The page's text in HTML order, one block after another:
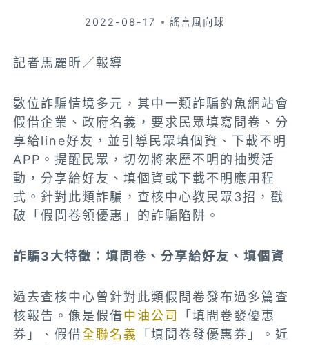
2022-08-17 謠言風向球
記者馬麗昕／報導
數位詐騙情境多元，其中一類詐騙釣魚網站會
假借企業、政府名義，要求民眾填寫問卷、分
享給line好友，並引導民眾填個資、下載不明
APP。提醒民眾，切勿將來歷不明的抽獎活
動，分享給好友、填個資或下載不明應用程
式。針對此類詐騙，查核中心教民眾3招，戳
破「假問卷領優惠」的詐騙陷阱。
詐騙3大特徵：填問卷、分享給好友、填個資
過去查核中心曾針對此類假問卷發布過多篇查
核報告。像是假借中油公司
「填問卷發優惠
券 」、假借全聯名義 「填問卷發優惠券 」。近